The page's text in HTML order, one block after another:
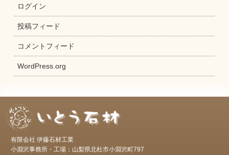
ログイン
投稿フィード
コメントフィード
WordPress.org
有限会社 伊藤石材工業
小淵沢事務所・工場：山梨県北杜市小淵沢町797